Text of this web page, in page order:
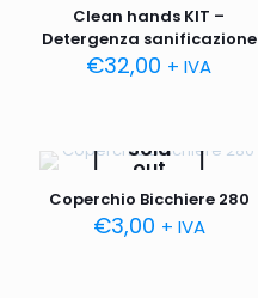
Clean hands KIT –
Detergenza sanificazione
€32,00 + IVA
Sold
out
Coperchio Bicchiere 280
€3,00 + IVA